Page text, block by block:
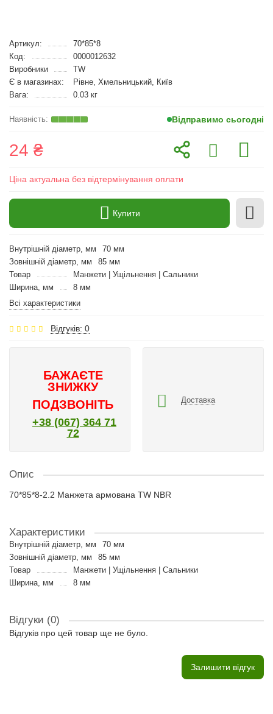
Артикул:
70*85*8
Код:
0000012632
Виробники
TW
Є в магазинах:
Рівне, Хмельницький, Київ
Вага:
0.03 кг
Відправимо сьогодні
24 ₴
Ціна актуальна без відтермінування оплати
Купити
Внутрішній діаметр, мм
70 мм
Зовнішній діаметр, мм
85 мм
Товар
Манжети | Ущільнення | Сальники
Ширина, мм
8 мм
Всі характеристики
Відгуків: 0
БАЖАЄТЕ
ЗНИЖКУ
ПОДЗВОНІТЬ
+38 (067) 364 71
72
Доставка
Опис
70*85*8-2.2 Манжета армована TW NBR
Характеристики
Внутрішній діаметр, мм
70 мм
Зовнішній діаметр, мм
85 мм
Товар
Манжети | Ущільнення | Сальники
Ширина, мм
8 мм
Відгуки (0)
Відгуків про цей товар ще не було.
Залишити відгук